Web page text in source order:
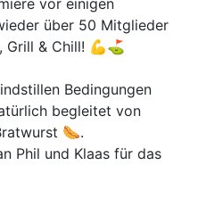
vor einigen
über 50 Mitglieder
Grill & Chill! 💪⛳️
Bedingungen
begleitet von
🌭.
Phil und Klaas für das